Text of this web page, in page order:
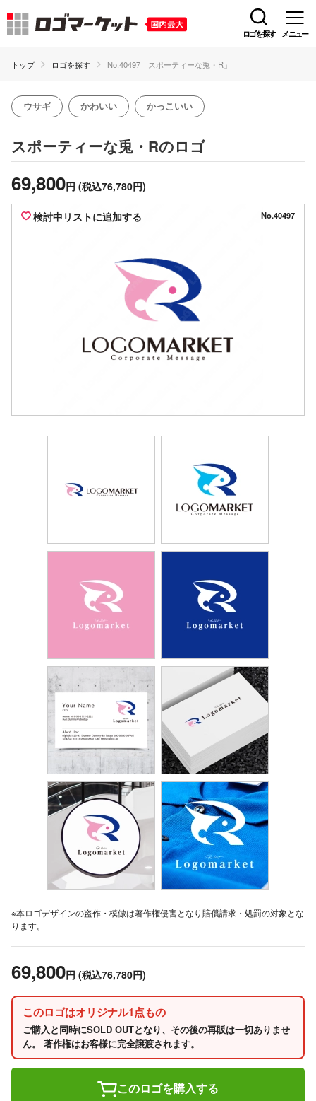
ロゴを探す メニュー
トップ ロゴを探す No.40497「スポーティーな兎・R」
ウサギ かわいい かっこいい
スポーティーな兎・Rのロゴ
69,800円 (税込76,780円)
検討中リストに追加する No.40497
※本ロゴデザインの盗作・模倣は著作権侵害となり賠償請求・処罰の対象とな
ります。
69,800円 (税込76,780円)
このロゴはオリジナル1点もの
ご購入と同時にSOLD OUTとなり、その後の再販は一切ありませ
ん。 著作権はお客様に完全譲渡されます。
このロゴを購入する